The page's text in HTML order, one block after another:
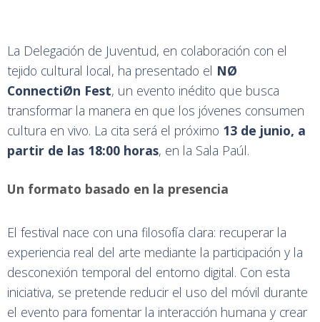
La Delegación de Juventud, en colaboración con el
tejido cultural local, ha presentado el NØ
ConnectiØn Fest, un evento inédito que busca
transformar la manera en que los jóvenes consumen
cultura en vivo. La cita será el próximo 13 de junio, a
partir de las 18:00 horas, en la Sala Paúl.
Un formato basado en la presencia
El festival nace con una filosofía clara: recuperar la
experiencia real del arte mediante la participación y la
desconexión temporal del entorno digital. Con esta
iniciativa, se pretende reducir el uso del móvil durante
el evento para fomentar la interacción humana y crear